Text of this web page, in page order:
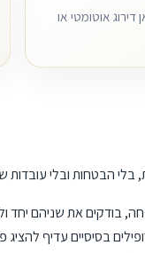
דירוג אוטומטי או
בלי הבטחות ובלי
בודקים את שניהם
בסיסיים עדיף להציג